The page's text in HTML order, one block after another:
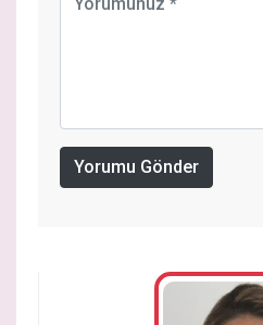
Yorumu Gönder